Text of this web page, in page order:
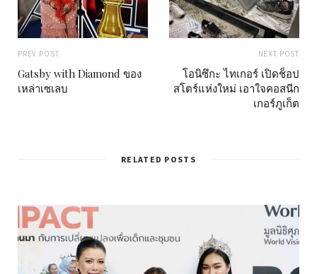
PREV POST
Gatsby with Diamond ของ
เหล่าเซเลบ
NEXT POST
โอนิซึกะ ไทเกอร์ เปิดช็อป
สโตร์แห่งใหม่ เอาใจคอสนีก
เกอร์ภูเก็ต
RELATED POSTS